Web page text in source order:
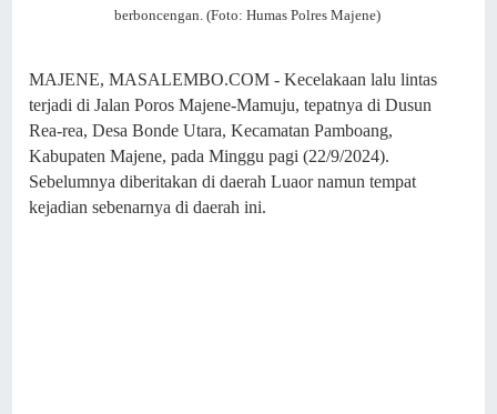
berboncengan. (Foto: Humas Polres Majene)
MAJENE, MASALEMBO.COM - Kecelakaan lalu lintas
terjadi di Jalan Poros Majene-Mamuju, tepatnya di Dusun
Rea-rea, Desa Bonde Utara, Kecamatan Pamboang,
Kabupaten Majene, pada Minggu pagi (22/9/2024).
Sebelumnya diberitakan di daerah Luaor namun tempat
kejadian sebenarnya di daerah ini.